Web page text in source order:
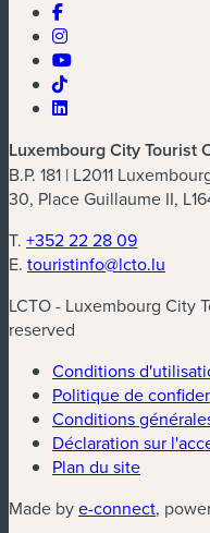
Luxembourg City Tourist
B.P. 181 | L2011
30, Place Guillaume II,
T. +352 22 28 09
E. touristinfo@lcto.lu
LCTO - Luxembourg City
reserved
Conditions
Politique de
Conditions
Déclaration sur
Plan du site
Made bye-connect,